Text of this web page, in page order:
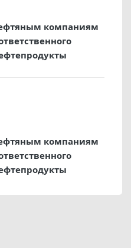
компаниям
компаниям